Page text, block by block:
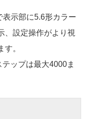
示部に5.6形カラー
、設定操作がより視
。
ップは最大4000ま